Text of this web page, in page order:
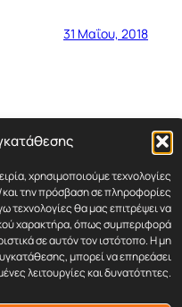
χρησιμοποιούμε τεχνολογίες
την πρόσβαση σε πληροφορίες
τεχνολογίες θα μας επιτρέψει να
χαρακτήρα, όπως συμπεριφορά
σε αυτόν τον ιστότοπο. Η μη
μπορεί να επηρεάσει
λειτουργίες και δυνατότητες.
31 Μαΐου, 2018
Stuff